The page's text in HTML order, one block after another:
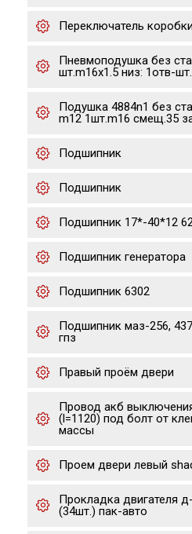
Переключатель
Пневмоподушка без
шт.m16x1.5 низ: 1отв-
Подушка 4884n1 без
m12 1шт.m16 смещ.35
Подшипник
Подшипник
Подшипник 17*-40*12
Подшипник генератора
Подшипник 6302
Подшипник маз-256,
гпз
Правый проём двери
Провод акб
(l=1120) под болт от
массы
Проем двери левый
Прокладка двигателя
(34шт.) пак-авто